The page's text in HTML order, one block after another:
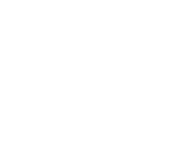
alarma. Detecta personas, activa la